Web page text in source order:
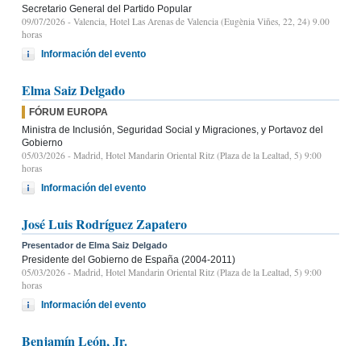
Secretario General del Partido Popular
09/07/2026 - Valencia, Hotel Las Arenas de Valencia (Eugènia Viñes, 22, 24) 9.00
horas
Información del evento
Elma Saiz Delgado
FÓRUM EUROPA
Ministra de Inclusión, Seguridad Social y Migraciones, y Portavoz del
Gobierno
05/03/2026 - Madrid, Hotel Mandarin Oriental Ritz (Plaza de la Lealtad, 5) 9:00
horas
Información del evento
José Luis Rodríguez Zapatero
Presentador de Elma Saiz Delgado
Presidente del Gobierno de España (2004-2011)
05/03/2026 - Madrid, Hotel Mandarin Oriental Ritz (Plaza de la Lealtad, 5) 9:00
horas
Información del evento
Benjamín León, Jr.